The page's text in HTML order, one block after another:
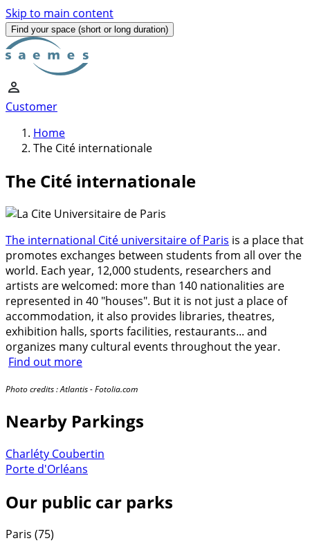
Skip to main content
Find your space (short or long duration)
Customer
Home
The Cité internationale
The Cité internationale
The international Cité universitaire of Paris is a place that
promotes exchanges between students from all over the
world. Each year, 12,000 students, researchers and
artists are welcomed: more than 140 nationalities are
represented in 40 "houses". But it is not just a place of
accommodation, it also provides libraries, theatres,
exhibition halls, sports facilities, restaurants... and
organizes many cultural events throughout the year.
Find out more
Photo credits : Atlantis - Fotolia.com
Nearby Parkings
Charléty Coubertin
Porte d'Orléans
Our public car parks
Paris (75)